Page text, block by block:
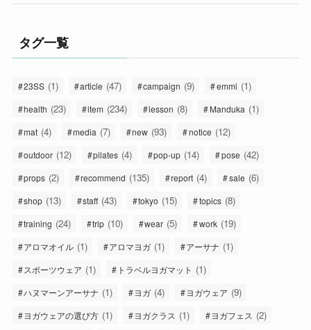
タグ一覧
23SS (1) article (47) campaign (9) emmi (1)
health (23) item (234) lesson (8) Manduka (1)
mat (4) media (7) new (93) notice (12)
outdoor (12) pilates (4) pop-up (14) pose (42)
props (2) recommend (135) report (4) sale (6)
shop (13) staff (43) tokyo (15) topics (8)
training (24) trip (10) wear (5) work (19)
アロマオイル (1) アロマヨガ (1) アーサナ (1)
スポーツウェア (1) トラベルヨガマット (1)
ハヌマーンアーサナ (1) ヨガ (4) ヨガウェア (9)
ヨガウェアの選び方 (1) ヨガクラス (1) ヨガフェス (2)